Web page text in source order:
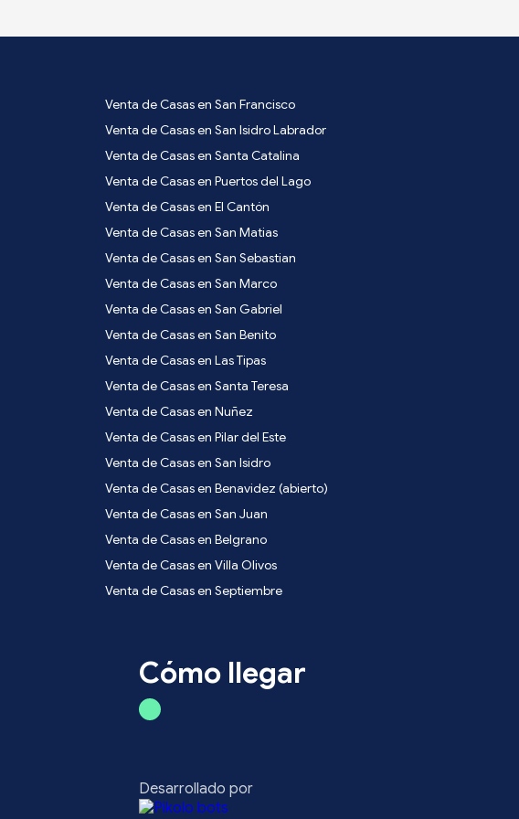
Venta de Casas en San Francisco
Venta de Casas en San Isidro Labrador
Venta de Casas en Santa Catalina
Venta de Casas en Puertos del Lago
Venta de Casas en El Cantón
Venta de Casas en San Matias
Venta de Casas en San Sebastian
Venta de Casas en San Marco
Venta de Casas en San Gabriel
Venta de Casas en San Benito
Venta de Casas en Las Tipas
Venta de Casas en Santa Teresa
Venta de Casas en Nuñez
Venta de Casas en Pilar del Este
Venta de Casas en San Isidro
Venta de Casas en Benavidez (abierto)
Venta de Casas en San Juan
Venta de Casas en Belgrano
Venta de Casas en Villa Olivos
Venta de Casas en Septiembre
Cómo llegar
Desarrollado por